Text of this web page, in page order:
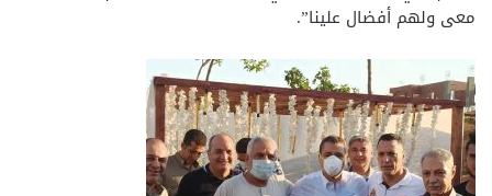
معى ولهم أفضال علينا”.